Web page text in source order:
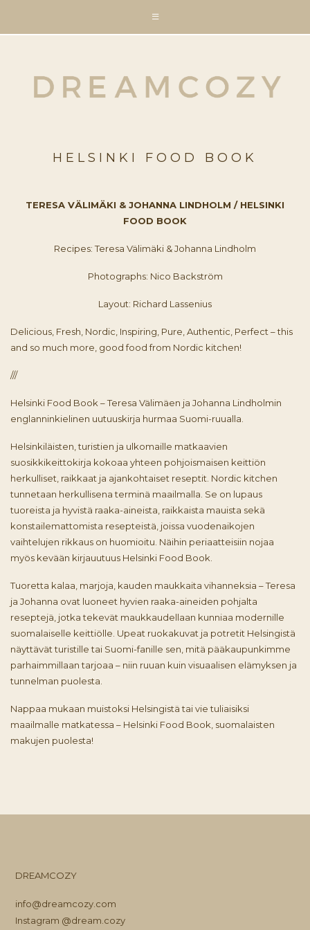
HELSINKI FOOD BOOK
TERESA VÄLIMÄKI & JOHANNA LINDHOLM / HELSINKI
FOOD BOOK
Recipes: Teresa Välimäki & Johanna Lindholm
Photographs: Nico Backström
Layout: Richard Lassenius
Delicious, Fresh, Nordic, Inspiring, Pure, Authentic, Perfect – this
and so much more, good food from Nordic kitchen!
///
Helsinki Food Book – Teresa Välimäen ja Johanna Lindholmin
englanninkielinen uutuuskirja hurmaa Suomi-ruualla.
Helsinkiläisten, turistien ja ulkomaille matkaavien
suosikkikeittokirja kokoaa yhteen pohjoismaisen keittiön
herkulliset, raikkaat ja ajankohtaiset reseptit. Nordic kitchen
tunnetaan herkullisena terminä maailmalla. Se on lupaus
tuoreista ja hyvistä raaka-aineista, raikkaista mauista sekä
konstailemattomista resepteistä, joissa vuodenaikojen
vaihtelujen rikkaus on huomioitu. Näihin periaatteisiin nojaa
myös kevään kirjauutuus Helsinki Food Book.
Tuoretta kalaa, marjoja, kauden maukkaita vihanneksia – Teresa
ja Johanna ovat luoneet hyvien raaka-aineiden pohjalta
reseptejä, jotka tekevät maukkaudellaan kunniaa modernille
suomalaiselle keittiölle. Upeat ruokakuvat ja potretit Helsingistä
näyttävät turistille tai Suomi-fanille sen, mitä pääkaupunkimme
parhaimmillaan tarjoaa – niin ruuan kuin visuaalisen elämyksen ja
tunnelman puolesta.
Nappaa mukaan muistoksi Helsingistä tai vie tuliaisiksi
maailmalle matkatessa – Helsinki Food Book, suomalaisten
makujen puolesta!
DREAMCOZY
info@dreamcozy.com
Instagram @dream.cozy